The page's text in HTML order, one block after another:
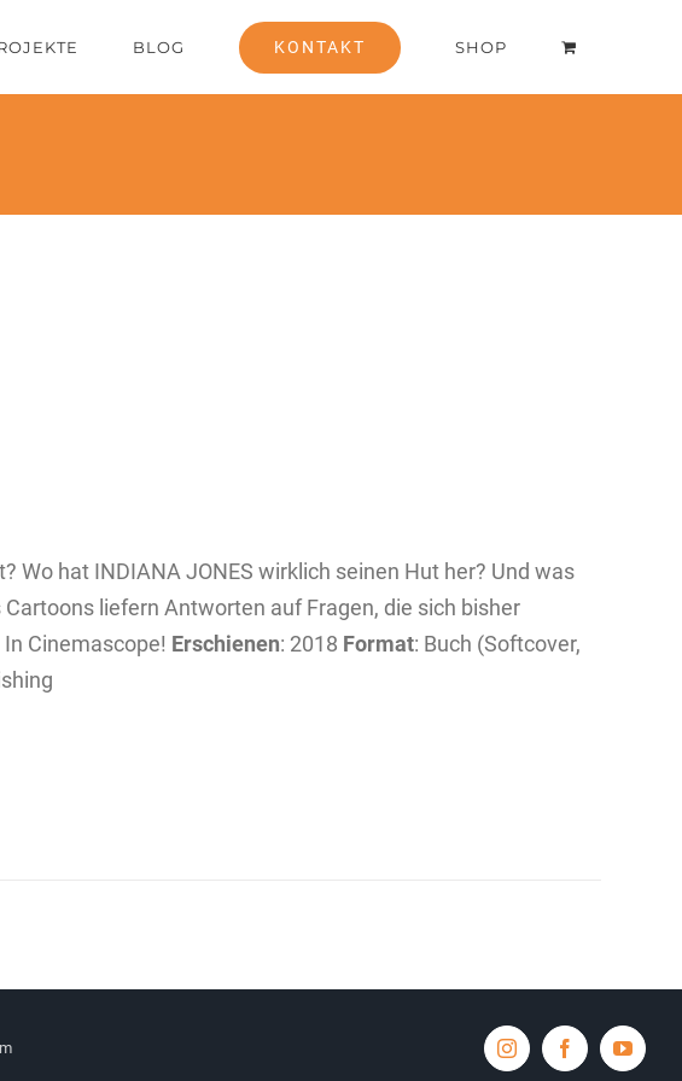
BLOG KONTAKT SHOP
Wo hat INDIANA JONES wirklich seinen Hut her? Und was
liefern Antworten auf Fragen, die sich bisher
Cinemascope! Erschienen: 2018 Format: Buch (Softcover,
InstagramFacebook